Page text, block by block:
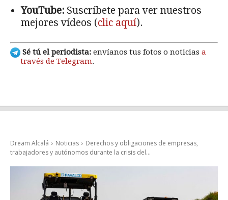
YouTube: Suscríbete para ver nuestros
mejores vídeos (clic aquí).
Sé tú el periodista: envíanos tus fotos o noticias a
través de Telegram.